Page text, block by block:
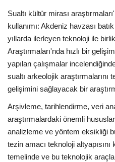
Makaleler
Programlar
Yazılımlar
Bilgiler
Veritabanı
Sualtı kültür mirası
kullanımı: Akdeniz havzası
yıllarda ilerleyen teknoloji ile
Araştırmaları'nda hızlı bir
yapılan çalışmalar
sualtı arkeolojik araştırmalarını
gelişimini sağlayacak bir
Arşivleme, tarihlendirme, veri
araştırmalardaki önemli
analizleme ve yöntem eksikliği
tezin amacı teknoloji altyapısını
temelinde ve bu teknolojik